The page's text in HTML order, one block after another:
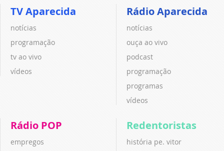
TV Aparecida
notícias
programação
tv ao vivo
vídeos
Rádio Aparecida
notícias
ouça ao vivo
podcast
programação
programas
vídeos
Rádio POP
empregos
Redentoristas
história pe. vitor